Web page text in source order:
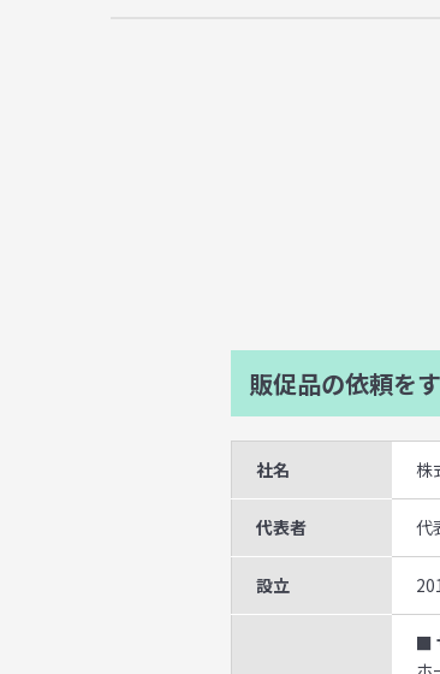
販促品の依頼を
社名 株
代表者 代
設立
■